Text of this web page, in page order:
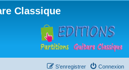
Classique
Connexion
S’enregistrer